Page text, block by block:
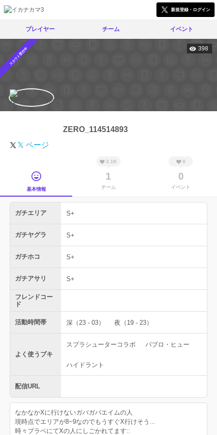
新規登録・ログイン
プレイヤー チーム イベント
スカウト受付中 398
ZERO_114514893
𝕏 ページ
基本情報
2.1K
1
チーム
0
0
イベント
ガチエリア S+
ガチヤグラ S+
ガチホコ S+
ガチアサリ S+
フレンドコー
ド
活動時間帯 深（23 - 03） 夜（19 - 23）
よく使うブキ
スプラシューターコラボ パブロ・ヒュー
ハイドラント
配信URL
なかなかXに行けないガバガバエイムの人
現時点でエリアが8~9なのでもうすぐX行けそう...
時々プラベにてXの人にしごかれてます::